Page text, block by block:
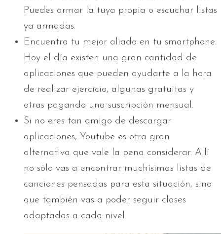
Puedes armar la tuya propia o escuchar listas
ya armadas.
Encuentra tu mejor aliado en tu smartphone.
Hoy el día existen una gran cantidad de
aplicaciones que pueden ayudarte a la hora
de realizar ejercicio, algunas gratuitas y
otras pagando una suscripción mensual.
Si no eres tan amigo de descargar
aplicaciones, Youtube es otra gran
alternativa que vale la pena considerar. Allí
no sólo vas a encontrar muchísimas listas de
canciones pensadas para esta situación, sino
que también vas a poder seguir clases
adaptadas a cada nivel.